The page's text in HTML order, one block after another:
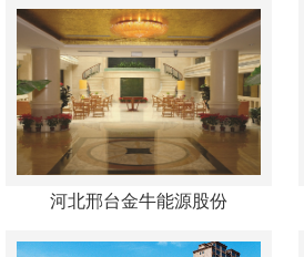
河北邢台金牛能源股份